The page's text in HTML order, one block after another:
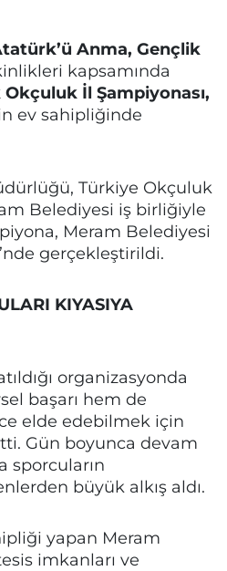
Anma, Gençlik
kapsamında
İl Şampiyonası,
ev sahipliğinde
Türkiye Okçuluk
Belediyesi iş birliğiyle
Meram Belediyesi
gerçekleştirildi.
KIYASIYA
organizasyonda
başarı hem de
elde edebilmek için
Gün boyunca devam
sporcuların
büyük alkış aldı.
yapan Meram
imkanları ve